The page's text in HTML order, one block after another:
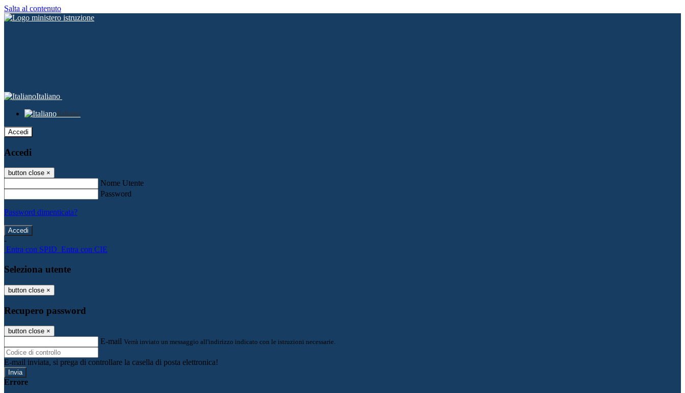
Salta al contenuto
Italiano
Italiano
Accedi
Accedi
button close ×
Nome Utente
Password
Password dimenticata?
-
Entra con SPID Entra con CIE
Seleziona utente
button close ×
Recupero password
button close ×
E-mail Verrà inviato un messaggio all'indirizzo indicato con le istruzioni necessarie.
E-mail inviata, si prega di controllare la casella di posta elettronica!
Errore